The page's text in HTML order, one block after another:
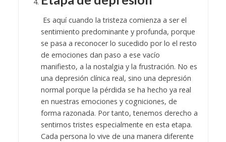
Es aquí cuando la tristeza comienza a ser el
sentimiento predominante y profunda, porque
se pasa a reconocer lo sucedido por lo el resto
de emociones dan paso a ese vacío
manifiesto, a la nostalgia y la frustración. No es
una depresión clínica real, sino una depresión
normal porque la pérdida se ha hecho ya real
en nuestras emociones y cogniciones, de
forma razonada. Por tanto, tenemos derecho a
sentirnos tristes especialmente en esta etapa.
Cada persona lo vive de una manera diferente